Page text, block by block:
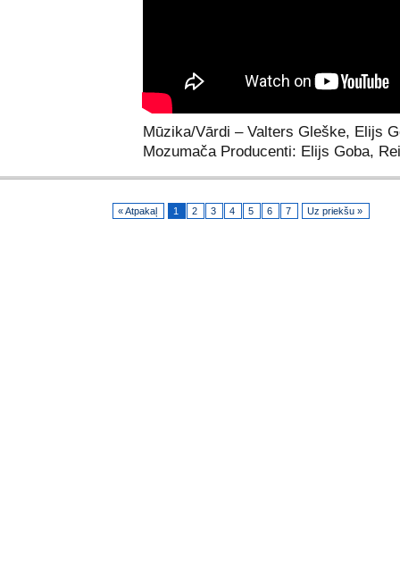
Mūzika/Vārdi – Valters Gleške, Elijs
Mozumača Producenti: Elijs Goba,
« Atpakaļ 1 2 3 4 5 6 7 Uz priekšu »